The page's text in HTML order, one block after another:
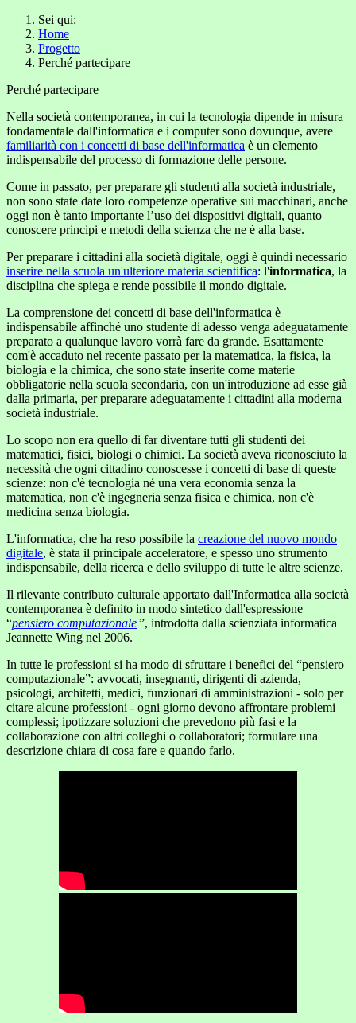
Sei qui:
Home
Progetto
Perché partecipare
Perché partecipare
Nella società contemporanea, in cui la tecnologia dipende in misura
fondamentale dall'informatica e i computer sono dovunque, avere
familiarità con i concetti di base dell'informatica è un elemento
indispensabile del processo di formazione delle persone.
Come in passato, per preparare gli studenti alla società industriale,
non sono state date loro competenze operative sui macchinari, anche
oggi non è tanto importante l’uso dei dispositivi digitali, quanto
conoscere principi e metodi della scienza che ne è alla base.
Per preparare i cittadini alla società digitale, oggi è quindi necessario
inserire nella scuola un'ulteriore materia scientifica: l'informatica, la
disciplina che spiega e rende possibile il mondo digitale.
La comprensione dei concetti di base dell'informatica è
indispensabile affinché uno studente di adesso venga adeguatamente
preparato a qualunque lavoro vorrà fare da grande. Esattamente
com'è accaduto nel recente passato per la matematica, la fisica, la
biologia e la chimica, che sono state inserite come materie
obbligatorie nella scuola secondaria, con un'introduzione ad esse già
dalla primaria, per preparare adeguatamente i cittadini alla moderna
società industriale.
Lo scopo non era quello di far diventare tutti gli studenti dei
matematici, fisici, biologi o chimici. La società aveva riconosciuto la
necessità che ogni cittadino conoscesse i concetti di base di queste
scienze: non c'è tecnologia né una vera economia senza la
matematica, non c'è ingegneria senza fisica e chimica, non c'è
medicina senza biologia.
L'informatica, che ha reso possibile la creazione del nuovo mondo
digitale, è stata il principale acceleratore, e spesso uno strumento
indispensabile, della ricerca e dello sviluppo di tutte le altre scienze.
Il rilevante contributo culturale apportato dall'Informatica alla società
contemporanea è definito in modo sintetico dall'espressione
“pensiero computazionale”, introdotta dalla scienziata informatica
Jeannette Wing nel 2006.
In tutte le professioni si ha modo di sfruttare i benefici del “pensiero
computazionale”: avvocati, insegnanti, dirigenti di azienda,
psicologi, architetti, medici, funzionari di amministrazioni - solo per
citare alcune professioni - ogni giorno devono affrontare problemi
complessi; ipotizzare soluzioni che prevedono più fasi e la
collaborazione con altri colleghi o collaboratori; formulare una
descrizione chiara di cosa fare e quando farlo.